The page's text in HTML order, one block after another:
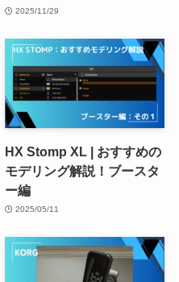
2025/11/29
HX Stomp XL | おすすめの
モデリング解説！ブースタ
ー編
2025/05/11